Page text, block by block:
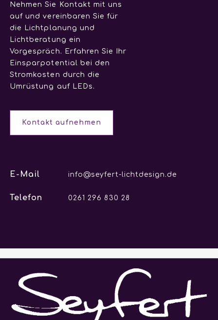
Nehmen Sie Kontakt mit uns
auf und vereinbaren Sie für
die Lichtplanung und
Lichtberatung ein
Vorgespräch. Erfahren Sie Ihr
Einsparpotential bei den
Stromkosten durch die
Umrüstung auf LEDs.
Kontakt aufnehmen
E-Mail info@seyfert-lichtdesign.de
Telefon 0261 296 830 28